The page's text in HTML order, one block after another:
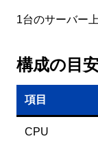
1台のサーバー
構成の目
項目
CPU